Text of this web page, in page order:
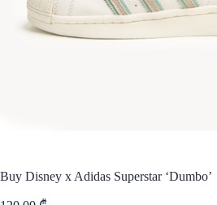
Buy Disney x Adidas Superstar ‘Dumbo’